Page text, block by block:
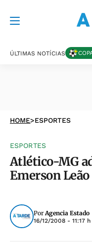
ÚLTIMAS NOTÍCIAS
HOME>ESPORTES
ESPORTES
Atlético-MG
Emerson Leão
PorAgencia Estado
16/12/2008 - 11:17 h